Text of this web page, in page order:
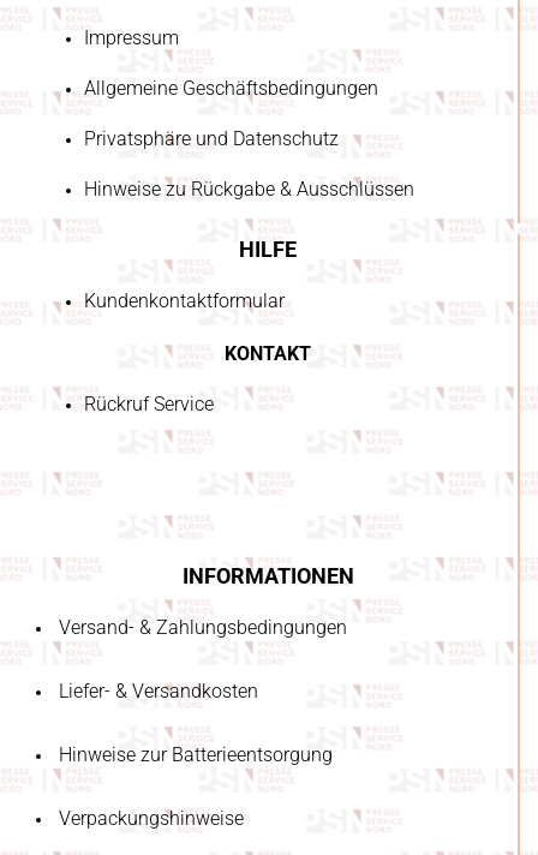
Impressum
Allgemeine Geschäftsbedingungen
Privatsphäre und Datenschutz
Hinweise zu Rückgabe & Ausschlüssen
HILFE
Kundenkontaktformular
KONTAKT
Rückruf Service
INFORMATIONEN
Versand- & Zahlungsbedingungen
Liefer- & Versandkosten
Hinweise zur Batterieentsorgung
Verpackungshinweise